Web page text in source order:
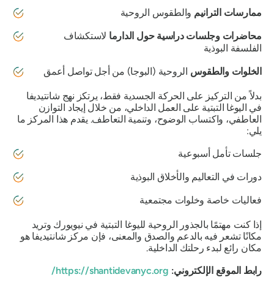
ممارسات الترانيموالطقوس الروحية
محاضرات وجلسات دراسية حول الدارمالاستكشاف
الفلسفة البوذية
الخلوات والطقوسالروحية (البوجا) من أجل تواصل أعمق
بدلاً من التركيز على الحركة الجسدية فقط، يرتكز نهج شانتيديفا
في اليوغا التبتية على العمل الداخلي، من خلال إيجاد التوازن
العاطفي، واكتساب الوضوح، وتنمية التعاطف. يقدم هذا المركز ما
يلي:
جلسات تأمل أسبوعية
دورات في التعاليم والأخلاق البوذية
فعاليات خاصة وخلوات مجتمعية
إذا كنت مهتمًا بالجذور الروحية لليوغا التبتية في نيويورك وتريد
مكانًا تشعر فيه بالدعم والصدق والمعنى، فإن مركز شانتيديفا هو
مكان رائع لبدء رحلتك الداخلية.
رابط الموقع الإلكتروني: https://shantidevanyc.org/